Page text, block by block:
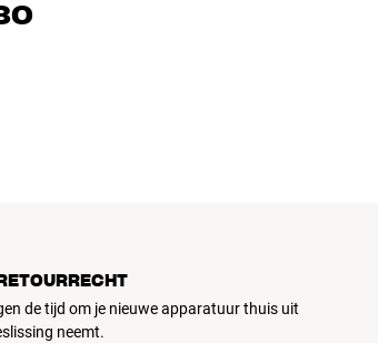
de tijd om je nieuwe apparatuur thuis uit
neemt.